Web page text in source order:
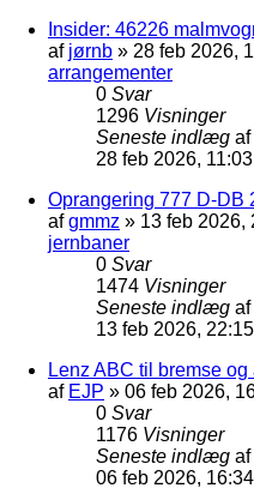
Insider: 46226
af jørnb » 28 feb 2026,
arrangementer
0 Svar
1296 Visninger
Seneste indlæg af
28 feb 2026, 11:03
Oprangering 777 D-DB
afgmmz » 13 feb 2026,
jernbaner
0 Svar
1474 Visninger
Seneste indlæg af
13 feb 2026, 22:15
Lenz ABC til bremse
af EJP » 06 feb 2026,
0 Svar
1176 Visninger
Seneste indlæg af
06 feb 2026, 16:34